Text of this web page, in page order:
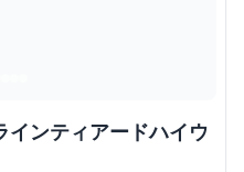
ンティアードハイウ